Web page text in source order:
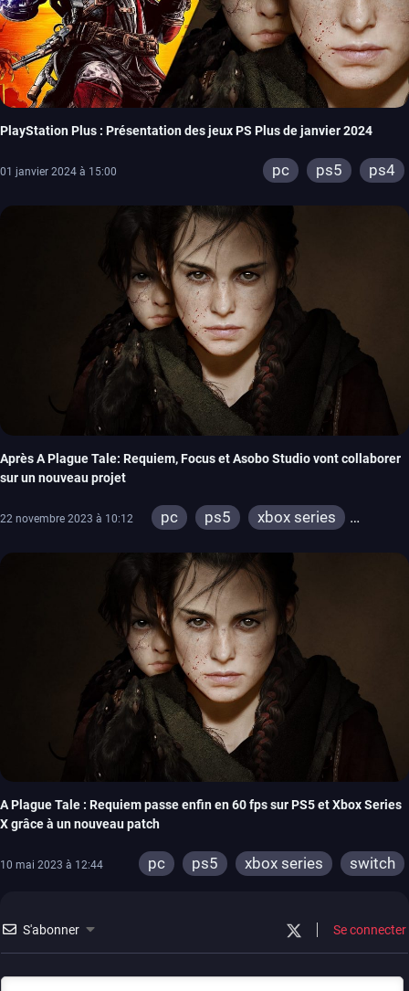
PlayStation Plus : Présentation des jeux PS Plus de janvier 2024
01 janvier 2024 à 15:00 pc ps5 ps4
Après A Plague Tale: Requiem, Focus et Asobo Studio vont collaborer
sur un nouveau projet
22 novembre 2023 à 10:12 pc ps5
xbox series
A Plague Tale : Requiem passe enfin en 60 fps sur PS5 et Xbox Series
X grâce à un nouveau patch
10 mai 2023 à 12:44 pc ps5 xbox series switch
S'abonner Se connecter